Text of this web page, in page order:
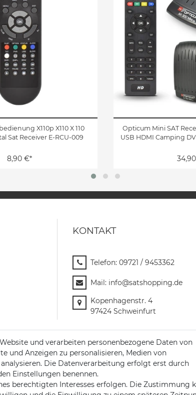
X110p X110 X 110
Sat Receiver E-RCU-009
8,90 €*
Opticum Mini SAT
USB HDMI Camping
KONTAKT
Telefon: 09721 / 9453362
Mail: info@satshopping.de
Kopenhagenstr. 4
97424 Schweinfurt
und verarbeiten personenbezogene Daten von
und Anzeigen zu personalisieren, Medien von
Die Datenverarbeitung erfolgt erst durch
Einstellungen benennen.
berechtigten Interesses erfolgen. Die Zustimmung